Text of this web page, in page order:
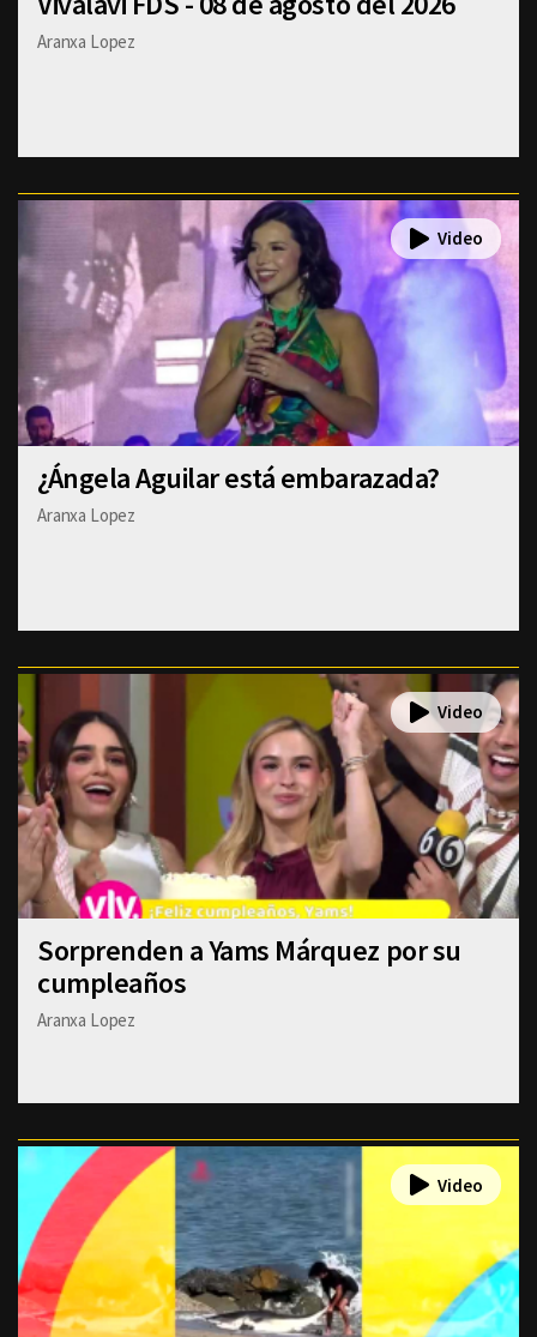
Aranxa Lopez
¿Ángela Aguilar está embarazada?
Aranxa Lopez
Sorprenden a Yams Márquez por su
cumpleaños
Aranxa Lopez